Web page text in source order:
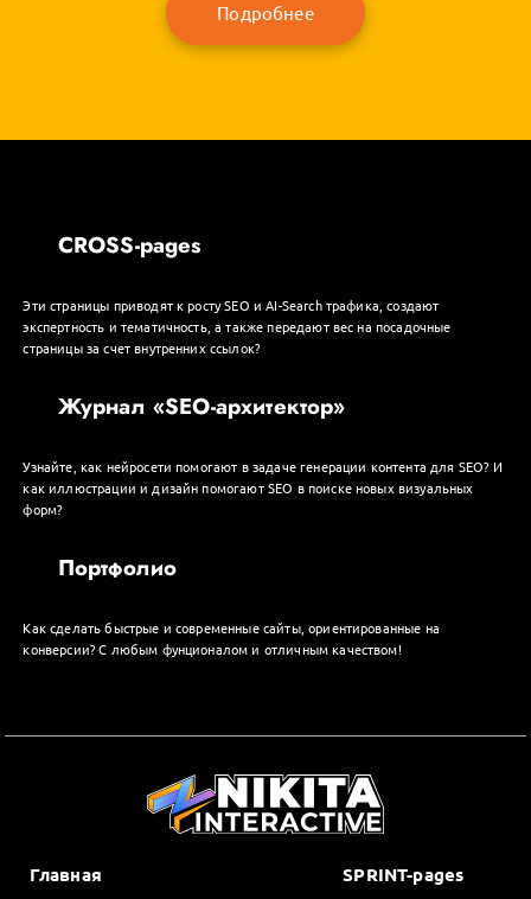
Подробнее
CROSS-pages
Эти страницы приводят к росту SEO и AI-Search трафика, создают
экспертность и тематичность, а также передают вес на посадочные
страницы за счет внутренних ссылок?
Журнал «SEO-архитектор»
Узнайте, как нейросети помогают в задаче генерации контента для SEO? И
как иллюстрации и дизайн помогают SEO в поиске новых визуальных
форм?
Портфолио
Как сделать быстрые и современные сайты, ориентированные на
конверсии? С любым фунционалом и отличным качеством!
Главная SPRINT-pages